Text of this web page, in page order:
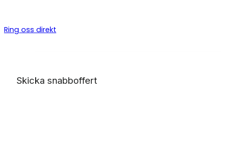
Ring oss direkt
Skicka snabboffert